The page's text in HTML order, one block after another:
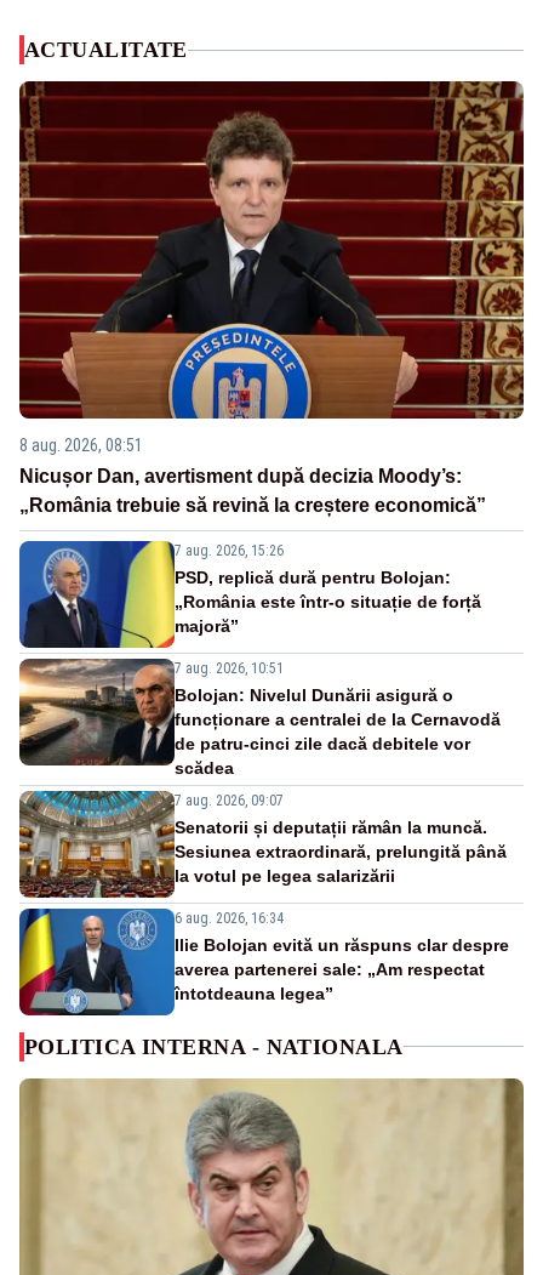
ACTUALITATE
8 aug. 2026, 08:51
Nicușor Dan, avertisment după decizia Moody’s:
„România trebuie să revină la creștere economică”
7 aug. 2026, 15:26
PSD, replică dură pentru Bolojan:
„România este într-o situație de forță
majoră”
7 aug. 2026, 10:51
Bolojan: Nivelul Dunării asigură o
funcționare a centralei de la Cernavodă
de patru-cinci zile dacă debitele vor
scădea
7 aug. 2026, 09:07
Senatorii și deputații rămân la muncă.
Sesiunea extraordinară, prelungită până
la votul pe legea salarizării
6 aug. 2026, 16:34
Ilie Bolojan evită un răspuns clar despre
averea partenerei sale: „Am respectat
întotdeauna legea”
POLITICA INTERNA - NATIONALA